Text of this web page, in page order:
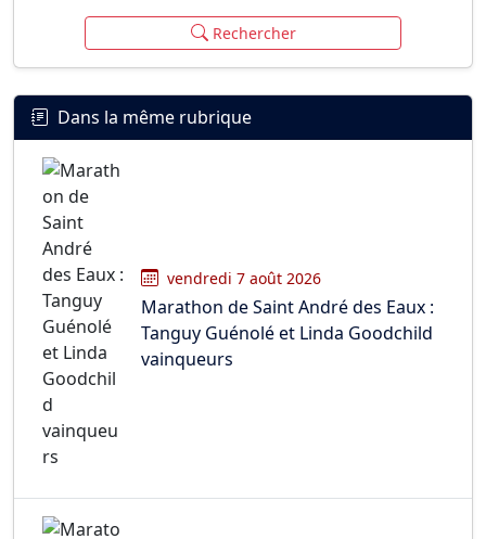
Rechercher
Dans la même rubrique
vendredi 7 août 2026
Marathon de Saint André des Eaux :
Tanguy Guénolé et Linda Goodchild
vainqueurs